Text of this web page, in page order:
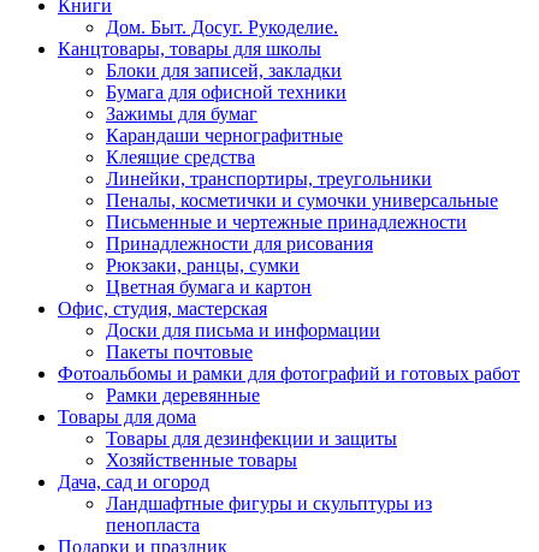
Книги
Дом. Быт. Досуг. Рукоделие.
Канцтовары, товары для школы
Блоки для записей, закладки
Бумага для офисной техники
Зажимы для бумаг
Карандаши чернографитные
Клеящие средства
Линейки, транспортиры, треугольники
Пеналы, косметички и сумочки универсальные
Письменные и чертежные принадлежности
Принадлежности для рисования
Рюкзаки, ранцы, сумки
Цветная бумага и картон
Офис, студия, мастерская
Доски для письма и информации
Пакеты почтовые
Фотоальбомы и рамки для фотографий и готовых работ
Рамки деревянные
Товары для дома
Товары для дезинфекции и защиты
Хозяйственные товары
Дача, сад и огород
Ландшафтные фигуры и скульптуры из
пенопласта
Подарки и праздник